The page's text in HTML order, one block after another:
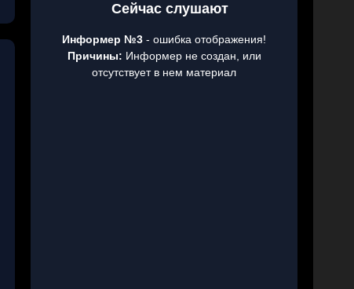
Сейчас слушают
Информер №3 - ошибка отображения!
Причины: Информер не создан, или
отсутствует в нем материал